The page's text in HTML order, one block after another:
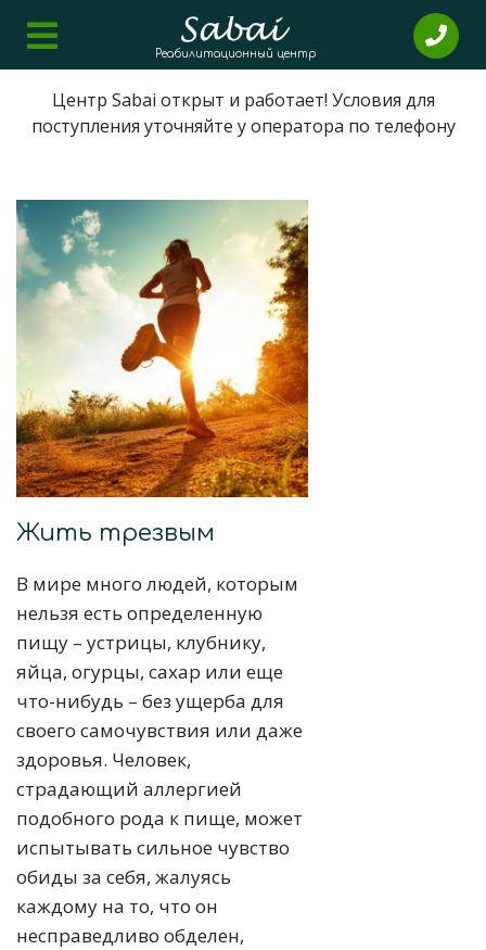
Центр Sabai открыт и работает! Условия для
поступления уточняйте у оператора по телефону
Реабилитационный центр
Жить трезвым
В мире много людей, которым
нельзя есть определенную
пищу – устрицы, клубнику,
яйца, огурцы, сахар или еще
что-нибудь – без ущерба для
своего самочувствия или даже
здоровья. Человек,
страдающий аллергией
подобного рода к пище, может
испытывать сильное чувство
обиды за себя, жалуясь
каждому на то, что он
несправедливо обделен,